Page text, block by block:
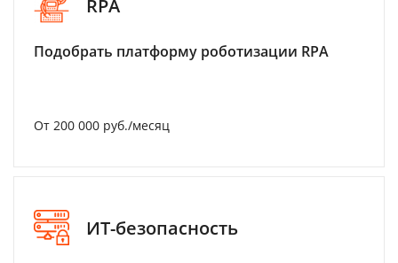
RPA
Подобрать платформу роботизации RPA
От 200 000 руб./месяц
ИТ-безопасность